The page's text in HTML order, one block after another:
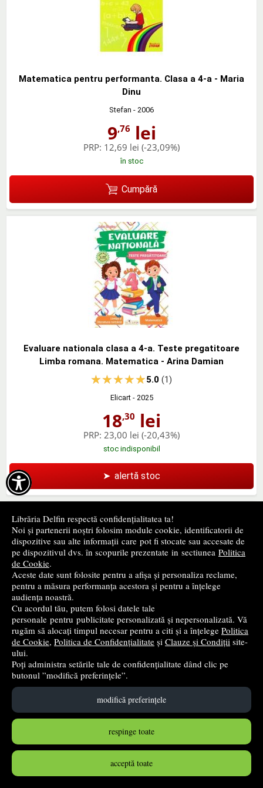

Librăria Delfin respectă confidențialitatea ta!
Noi și partenerii noștri folosim module cookie, identificatorii de
dispozitive sau alte informații care pot fi stocate sau accesate de
pe dispozitivul dvs. în scopurile prezentate in sectiunea Politica
de Cookie.
Aceste date sunt folosite pentru a afișa și personaliza reclame,
pentru a măsura performanța acestora și pentru a înțelege
audiența noastră.
Cu acordul tău, putem folosi datele tale
personale pentru publicitate personalizată și nepersonalizată. Vă
rugăm să alocați timpul necesar pentru a citi și a înțelege Politica
de Cookie, Politica de Confidențialitate și Clauze și Condiții site-
ului.
Poți administra setările tale de confidențialitate dând clic pe
butonul ”modifică preferințele”.
modifică preferințele
respinge toate
acceptă toate
Matematica pentru performanta. Clasa a 4-a - Maria
Dinu
Stefan - 2006
9,76 lei
PRP: 12,69 lei (-23,09%)
în stoc
Cumpără
Evaluare nationala clasa a 4-a. Teste pregatitoare
Limba romana. Matematica - Arina Damian
5.0(1)
Elicart- 2025
18,30 lei
PRP: 23,00 lei (-20,43%)
stoc indisponibil
➤ alertă stoc
Matematica. 1200 de exercitii si probleme. Clasa a 4-a -
Ecaterina Bonciu
Litera- 2022
24,01lei
PRP:35,84 lei (-33,01%)
stoc indisponibil
➤ alertă stoc